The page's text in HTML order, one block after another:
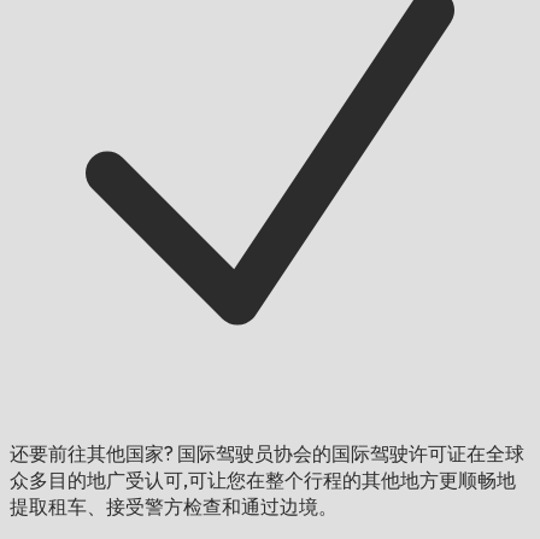
还要前往其他国家? 国际驾驶员协会的国际驾驶许可证在全球
众多目的地广受认可,可让您在整个行程的其他地方更顺畅地
提取租车、接受警方检查和通过边境。